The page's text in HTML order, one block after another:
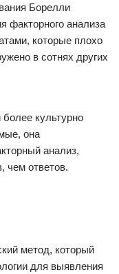
Борелли
факторного анализа
которые плохо
в сотнях других
культурно
она
анализ,
чем ответов.
метод, который
для выявления